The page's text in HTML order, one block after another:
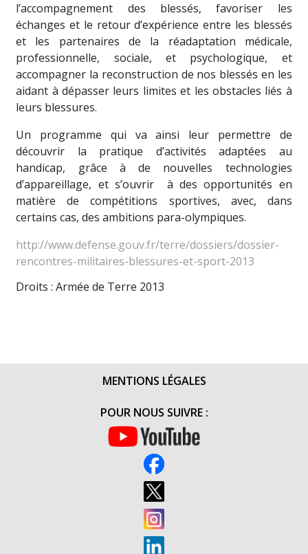
l’accompagnement des blessés, favoriser les
échanges et le retour d’expérience entre les blessés
et les partenaires de la réadaptation médicale,
professionnelle, sociale, et psychologique, et
accompagner la reconstruction de nos blessés en les
aidant à dépasser leurs limites et les obstacles liés à
leurs blessures.
Un programme qui va ainsi leur permettre de
découvrir la pratique d’activités adaptées au
handicap, grâce à de nouvelles technologies
d’appareillage, et s’ouvrir à des opportunités en
matière de compétitions sportives, avec, dans
certains cas, des ambitions para-olympiques.
http://www.defense.gouv.fr/terre/dossiers/dossier-
rencontres-militaires-blessures-et-sport-2013
Droits : Armée de Terre 2013
MENTIONS LÉGALES
POUR NOUS SUIVRE :